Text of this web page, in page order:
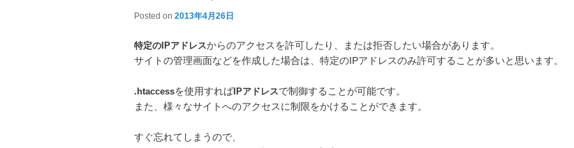
Posted on 2013年4月26日
特定のIPアドレスからのアクセスを許可したり、または拒否したい場合があります。
サイトの管理画面などを作成した場合は、特定のIPアドレスのみ許可することが多いと思います。
.htaccessを使用すれば IPアドレスで制御することが可能です。
また、様々なサイトへのアクセスに制限をかけることができます。
すぐ忘れてしまうので、